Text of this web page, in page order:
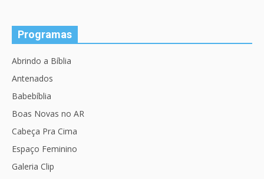
Programas
Abrindo a Bíblia
Antenados
Babebíblia
Boas Novas no AR
Cabeça Pra Cima
Espaço Feminino
Galeria Clip